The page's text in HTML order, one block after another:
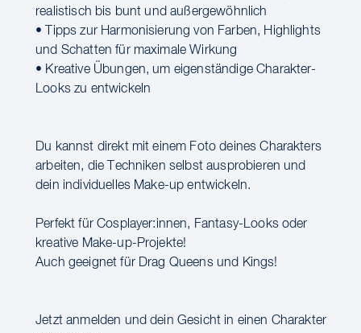
realistisch bis bunt und außergewöhnlich
• Tipps zur Harmonisierung von Farben, Highlights
und Schatten für maximale Wirkung
• Kreative Übungen, um eigenständige Charakter-
Looks zu entwickeln
Du kannst direkt mit einem Foto deines Charakters
arbeiten, die Techniken selbst ausprobieren und
dein individuelles Make-up entwickeln.
Perfekt für Cosplayer:innen, Fantasy-Looks oder
kreative Make-up-Projekte!
Auch geeignet für Drag Queens und Kings!
Jetzt anmelden und dein Gesicht in einen Charakter